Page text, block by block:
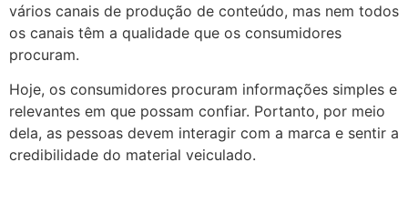
vários canais de produção de conteúdo, mas nem todos
os canais têm a qualidade que os consumidores
procuram.
Hoje, os consumidores procuram informações simples e
relevantes em que possam confiar. Portanto, por meio
dela, as pessoas devem interagir com a marca e sentir a
credibilidade do material veiculado.